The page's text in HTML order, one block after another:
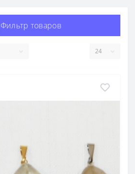
Фильтр товаров